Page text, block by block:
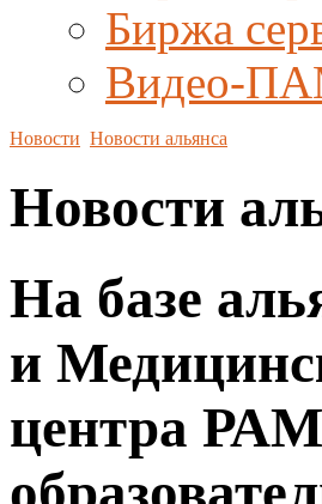
Биржа
Видео-
Новости Новости альянса
Новости
На базе
и
центра